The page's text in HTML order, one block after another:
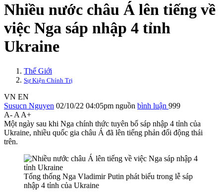
Nhiều nước châu Á lên tiếng về
việc Nga sáp nhập 4 tỉnh
Ukraine
Thế Giới
Sự Kiện Chính Trị
VN EN
Susucn Nguyen 02/10/22 04:05pm nguồn bình luận 999
A- A A+
Một ngày sau khi Nga chính thức tuyên bố sáp nhập 4 tỉnh của
Ukraine, nhiều quốc gia châu Á đã lên tiếng phản đối động thái
trên.
Tổng thống Nga Vladimir Putin phát biểu trong lễ sáp
nhập 4 tỉnh của Ukraine